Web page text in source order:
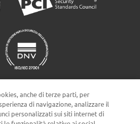
anche di terze parti, per
di navigazione, analizzare il
personalizzati sui siti internet di